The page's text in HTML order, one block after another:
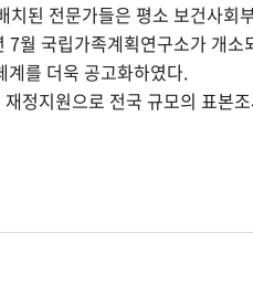
치된 전문가들은 평소 보건사회
월 국립가족계획연구소가 개
를 더욱 공고화하였다.
정지원으로 전국 규모의 표본